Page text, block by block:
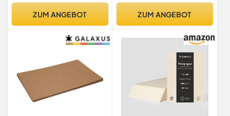
ZUM ANGEBOT ZUM ANGEBOT